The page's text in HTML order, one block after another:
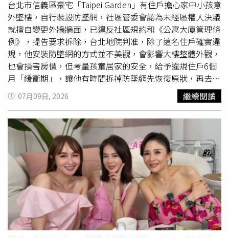
台北市信義區豪宅「Taipei Garden」有住戶擔心家中小孩意
外墜樓，自行裝設防墜網，社區管委會認為未經區權人決議
就擅自變更外牆牆面，已違反社區規約和《公寓大廈管理條
例》，提告要求拆除，台北地院判准，除了這名住戶確實違
規，他安裝防墜網的方式並不美觀，會影響大樓整體外觀，
也會損害房價，但考量孩童居家的安全，給予違規住戶6個
月「緩衝期」，讓他有時間拆掉防墜網先恢復原狀，再去跟
社區協商新的防墜設施該怎麼裝。「Taipei Garden」台北花
園社區位於松勇路上，號稱全台第一個「地上權豪宅」，屋
主僅持有房屋未持有土地，地上權期限到2050年4月，依據
實價登錄網資料，過去5年有7筆交易，2024年之前每坪單
價約80萬元、每戶總價破億，2025年之後每坪約40幾萬，
每戶總價為6、7千萬。本案房屋位於社區最高樓層13樓，
登記在一家服飾公司名下，王姓負責人為防止家中幼童發生
意外，在大樓外牆、陽台、露台、頂樓平台加裝防墜網，因
此被社區管委會告上法院。王姓屋主引用《公寓大廈管理條
例》第8條第2項規定：「公寓大廈有十二歲以下兒童或六十
五歲以上老人之住戶，外牆開口部或陽臺得設置不妨礙逃生
且不突出外牆面之防墜設施。」主張安裝防墜網有正當性，
07月09日, 2026 繼續閱讀